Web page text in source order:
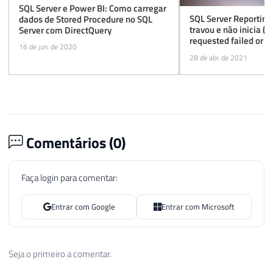
SQL Server e Power BI: Como carregar
dados de Stored Procedure no SQL
Server com DirectQuery
16 de jun. de 2020
SQL Server
travou e não inicia
requested failed or
respond in a timely
28 de abr. de 2021
Comentários (0)
Faça login para comentar:
Entrar com Google Entrar com Microsoft
Seja o primeiro a comentar.